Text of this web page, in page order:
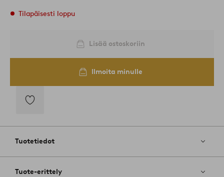
Tilapäisesti loppu
Lisää ostoskoriin
Ilmoita minulle
suosikkeihin
Tuotetiedot
Tuote-erittely